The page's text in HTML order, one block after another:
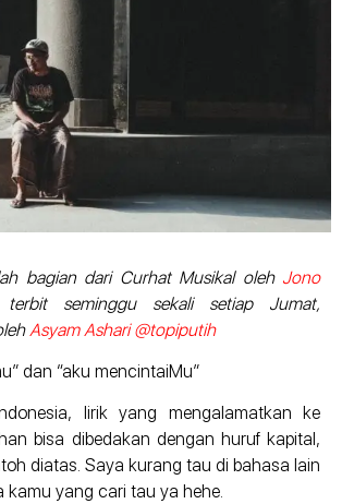
bagian dari Curhat Musikal oleh Jono
seminggu sekali setiap Jumat,
Asyam Ashari @topiputih
dan “aku mencintaiMu”
lirik yang mengalamatkan ke
bisa dibedakan dengan huruf kapital,
diatas. Saya kurang tau di bahasa lain
kamu yang cari tau ya hehe.